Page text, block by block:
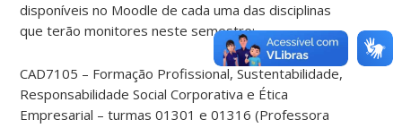
disponíveis no Moodle de cada uma das disciplinas
que terão monitores neste semestre:
CAD7105 – Formação Profissional, Sustentabilidade,
Responsabilidade Social Corporativa e Ética
Empresarial – turmas 01301 e 01316 (Professora